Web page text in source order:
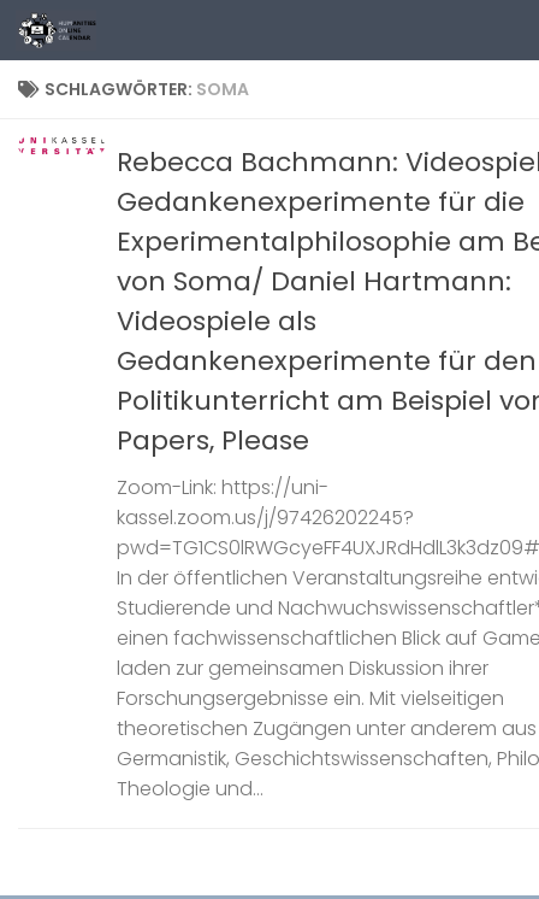
Zum Inhalt springen
SCHLAGWÖRTER: SOMA
Rebecca Bachmann:
Gedankenexperimente für die
Experimentalphilosophie am
von Soma/ Daniel Hartmann:
Videospiele als
Gedankenexperimente für den
Politikunterricht am Beispiel
Papers, Please
Zoom-Link: https://uni-
kassel.zoom.us/j/97426202245?
In der öffentlichen Veranstaltungsreihe
Studierende und
einen fachwissenschaftlichen Blick auf
laden zur gemeinsamen Diskussion ihrer
Forschungsergebnisse ein. Mit vielseitigen
theoretischen Zugängen unter anderem aus
Germanistik, Geschichtswissenschaften,
Theologie und...